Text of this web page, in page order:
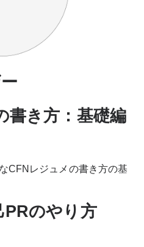
書き方：基礎編
CFNレジュメの書き方の基
PRのやり方